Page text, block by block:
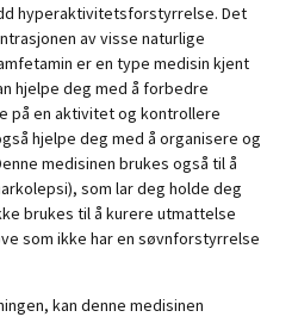
hyperaktivitetsforstyrrelse. Det
av visse naturlige
er en type medisin kjent
hjelpe deg med å forbedre
på en aktivitet og kontrollere
hjelpe deg med å organisere og
medisinen brukes også til å
som lar deg holde deg
brukes til å kurere utmattelse
som ikke har en søvnforstyrrelse
kan denne medisinen